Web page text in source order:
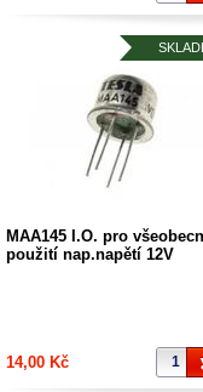
MAA145 I.O. pro
použití nap.napětí 12V
14,00 Kč